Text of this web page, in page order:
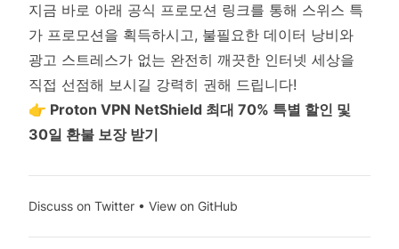
지금 바로 아래 공식 프로모션 링크를 통해 스위스 특
가 프로모션을 획득하시고, 불필요한 데이터 낭비와
광고 스트레스가 없는 완전히 깨끗한 인터넷 세상을
직접 선점해 보시길 강력히 권해 드립니다!
👉 Proton VPN NetShield 최대 70% 특별 할인 및
30일 환불 보장 받기
Discuss on Twitter • View on GitHub